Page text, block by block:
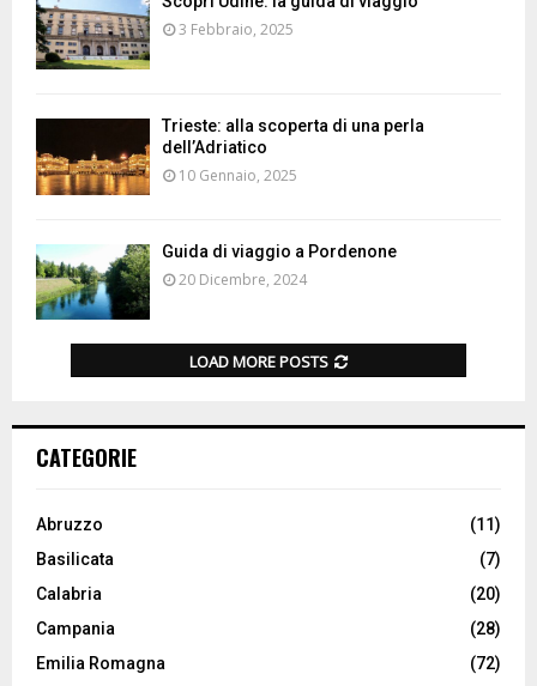
3 Febbraio, 2025
Trieste: alla scoperta di una perla
dell’Adriatico
10 Gennaio, 2025
Guida di viaggio a Pordenone
20 Dicembre, 2024
LOAD MORE POSTS
CATEGORIE
Abruzzo
(11)
Basilicata
(7)
Calabria
(20)
Campania
(28)
Emilia Romagna
(72)